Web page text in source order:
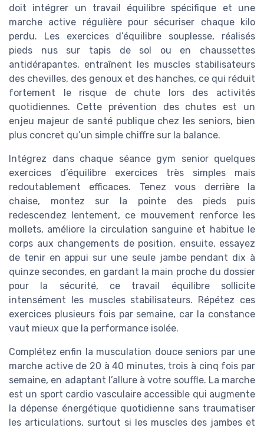
doit intégrer un travail équilibre spécifique et une
marche active régulière pour sécuriser chaque kilo
perdu. Les exercices d’équilibre souplesse, réalisés
pieds nus sur tapis de sol ou en chaussettes
antidérapantes, entraînent les muscles stabilisateurs
des chevilles, des genoux et des hanches, ce qui réduit
fortement le risque de chute lors des activités
quotidiennes. Cette prévention des chutes est un
enjeu majeur de santé publique chez les seniors, bien
plus concret qu’un simple chiffre sur la balance.
Intégrez dans chaque séance gym senior quelques
exercices d’équilibre exercices très simples mais
redoutablement efficaces. Tenez vous derrière la
chaise, montez sur la pointe des pieds puis
redescendez lentement, ce mouvement renforce les
mollets, améliore la circulation sanguine et habitue le
corps aux changements de position, ensuite, essayez
de tenir en appui sur une seule jambe pendant dix à
quinze secondes, en gardant la main proche du dossier
pour la sécurité, ce travail équilibre sollicite
intensément les muscles stabilisateurs. Répétez ces
exercices plusieurs fois par semaine, car la constance
vaut mieux que la performance isolée.
Complétez enfin la musculation douce seniors par une
marche active de 20 à 40 minutes, trois à cinq fois par
semaine, en adaptant l’allure à votre souffle. La marche
est un sport cardio vasculaire accessible qui augmente
la dépense énergétique quotidienne sans traumatiser
les articulations, surtout si les muscles des jambes et